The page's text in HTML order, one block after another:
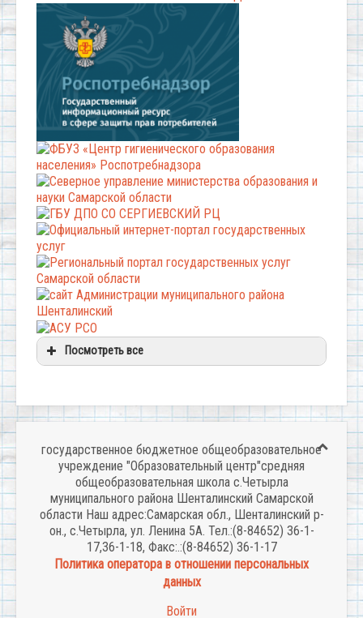
Посмотреть все
государственное бюджетное общеобразовательное
учреждение "Образовательный центр"средняя
общеобразовательная школа с.Четырла
муниципального района Шенталинский Самарской
области Наш адрес:Самарская обл., Шенталинский р-
он., с.Четырла, ул. Ленина 5А. Тел.:(8-84652) 36-1-
17,36-1-18, Факс:.:(8-84652) 36-1-17
Политика оператора в отношении персональных
данных
Войти